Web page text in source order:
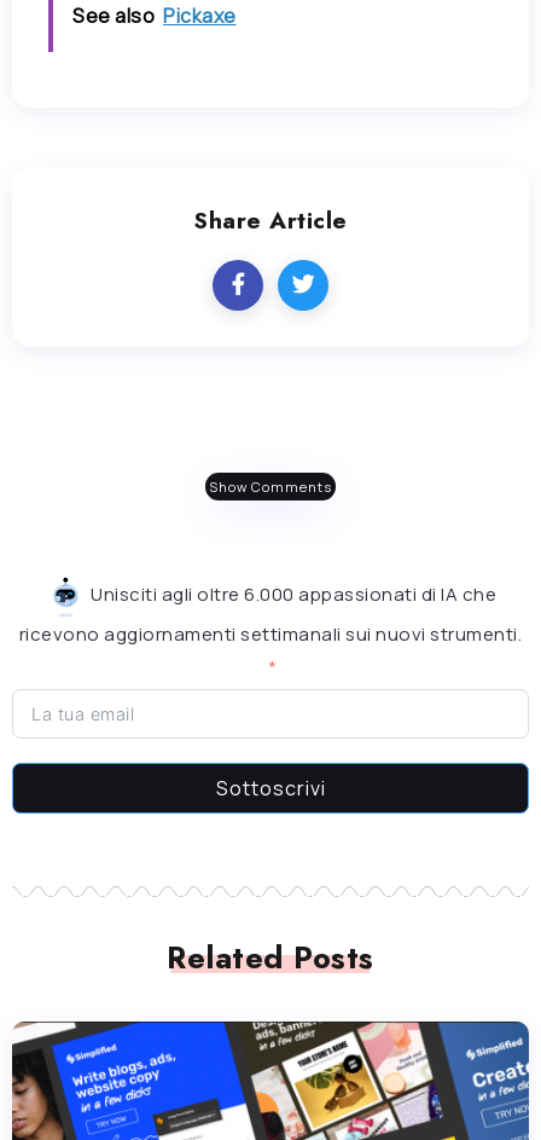
See also Pickaxe
Share Article
Show Comments
Unisciti agli oltre 6.000 appassionati di IA che
ricevono aggiornamenti settimanali sui nuovi strumenti.
Sottoscrivi
Related Posts